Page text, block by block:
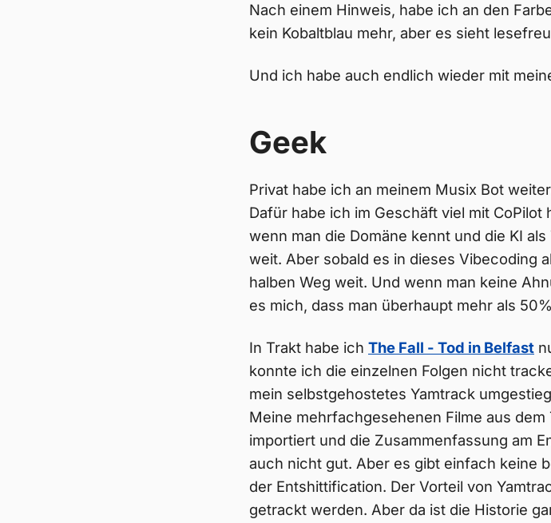
Nach einem Hinweis, habe ich an den
kein Kobaltblau mehr, aber es sieht
Und ich habe auch endlich wieder mit
Geek
Privat habe ich an meinem Musix Bot
Dafür habe ich im Geschäft viel mit
wenn man die Domäne kennt und die KI
weit. Aber sobald es in dieses Vibecoding
halben Weg weit. Und wenn man keine
es mich, dass man überhaupt mehr als
In Trakt habe ich The Fall - Tod in Belfast
konnte ich die einzelnen Folgen nicht
mein selbstgehostetes Yamtrack
Meine mehrfachgesehenen Filme aus
importiert und die Zusammenfassung am
auch nicht gut. Aber es gibt einfach keine
der Entshittification. Der Vorteil von
getrackt werden. Aber da ist die Historie